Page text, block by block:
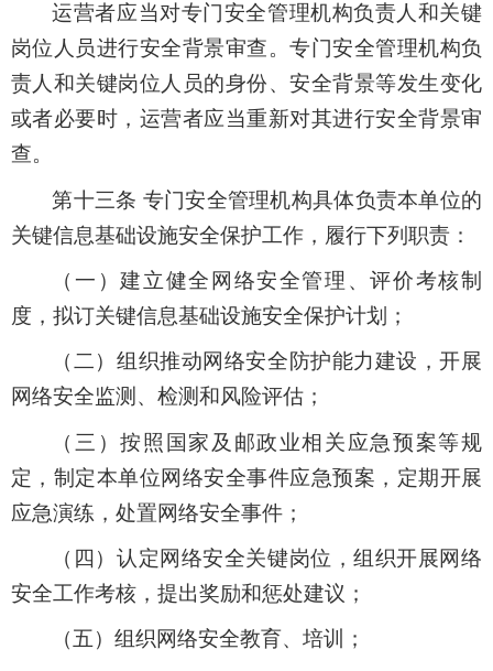
运营者应当对专门安全管理机构负责人和关键
岗位人员进行安全背景审查。专门安全管理机构负
责人和关键岗位人员的身份、安全背景等发生变化
或者必要时，运营者应当重新对其进行安全背景审
查。
第十三条 专门安全管理机构具体负责本单位的
关键信息基础设施安全保护工作，履行下列职责：
（一）建立健全网络安全管理、评价考核制
度，拟订关键信息基础设施安全保护计划；
（二）组织推动网络安全防护能力建设，开展
网络安全监测、检测和风险评估；
（三）按照国家及邮政业相关应急预案等规
定，制定本单位网络安全事件应急预案，定期开展
应急演练，处置网络安全事件；
（四）认定网络安全关键岗位，组织开展网络
安全工作考核，提出奖励和惩处建议；
（五）组织网络安全教育、培训；